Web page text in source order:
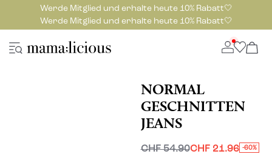
Werde Mitglied und erhalte heute 10% Rabatt🤍
Werde Mitglied und erhalte heute 10% Rabatt🤍
NORMAL
GESCHNITTEN
JEANS
CHF 54.90CHF 21.96 -60%